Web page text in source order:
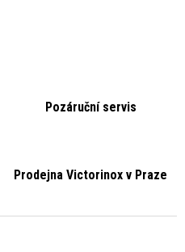
Pozáruční servis
Prodejna Victorinox v Praze